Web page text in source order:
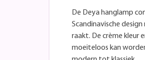
De Deya hanglamp
Scandinavische
raakt. De crème kleur
moeiteloos kan